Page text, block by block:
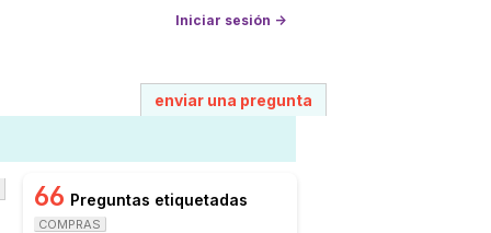
Iniciar sesión →
enviar una pregunta
66 Preguntas etiquetadas
COMPRAS